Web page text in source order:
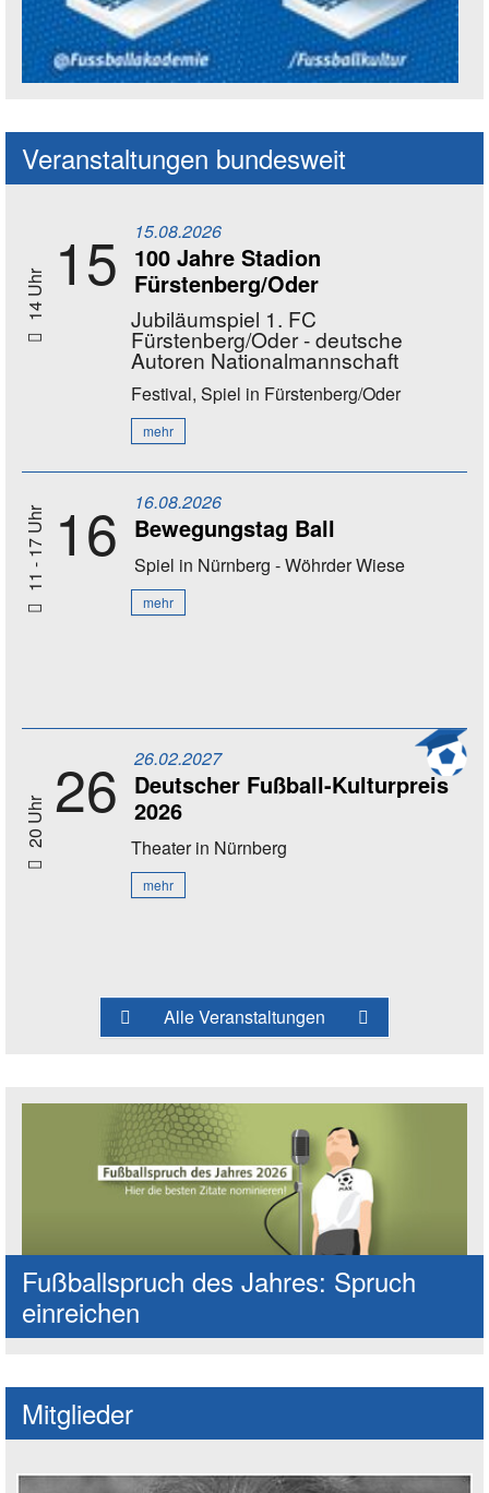
Veranstaltungen bundesweit
14 Uhr 15 15.08.2026
100 Jahre Stadion
Fürstenberg/Oder
Jubiläumspiel 1. FC
Fürstenberg/Oder - deutsche
Autoren Nationalmannschaft
Festival, Spiel in Fürstenberg/Oder
mehr
11 - 17 Uhr 16 16.08.2026
Bewegungstag Ball
Spiel in Nürnberg - Wöhrder Wiese
mehr
20 Uhr 26 26.02.2027
Deutscher Fußball-Kulturpreis
2026
Theaterin Nürnberg
mehr
Alle Veranstaltungen
Fußballspruch des Jahres: Spruch
einreichen
Mitglieder